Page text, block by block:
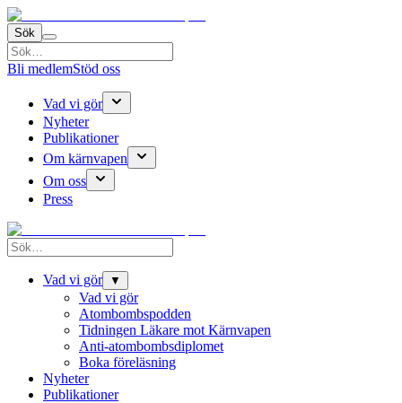
Sök
Bli medlemStöd oss
Vad vi gör
Nyheter
Publikationer
Om kärnvapen
Om oss
Press
Vad vi gör ▼
Vad vi gör
Atombombspodden
Tidningen Läkare mot Kärnvapen
Anti-atombombsdiplomet
Boka föreläsning
Nyheter
Publikationer